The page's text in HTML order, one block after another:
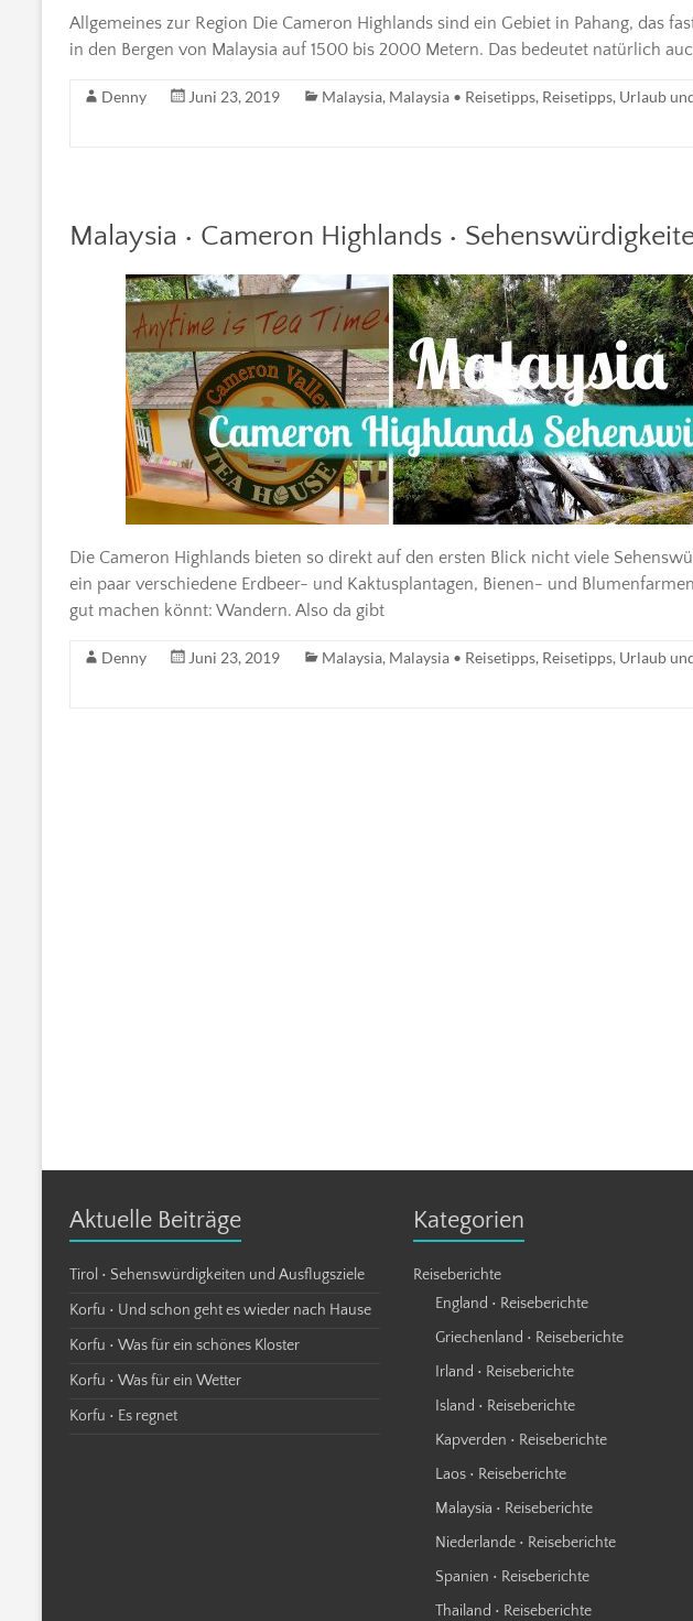
Allgemeines zur Region Die Cameron Highlands sind ein Gebiet in Pahang, das
in den Bergen von Malaysia auf 1500 bis 2000 Metern. Das bedeutet natürlich
Denny Juni 23, 2019 Malaysia, Malaysia • Reisetipps, Reisetipps, Urlaub
Malaysia • Cameron Highlands •
Die Cameron Highlands bieten so direkt auf den ersten Blick nicht viele
ein paar verschiedene Erdbeer- und Kaktusplantagen, Bienen- und
gut machen könnt: Wandern. Also da gibt
Denny Juni 23, 2019 Malaysia, Malaysia • Reisetipps, Reisetipps, Urlaub
Aktuelle Beiträge
Tirol • Sehenswürdigkeiten und Ausflugsziele
Korfu • Und schon geht es wieder nach Hause
Korfu • Was für ein schönes Kloster
Korfu • Was für ein Wetter
Korfu • Es regnet
Kategorien
Reiseberichte
England • Reiseberichte
Griechenland • Reiseberichte
Irland • Reiseberichte
Island • Reiseberichte
Kapverden • Reiseberichte
Laos • Reiseberichte
Malaysia • Reiseberichte
Niederlande • Reiseberichte
Spanien • Reiseberichte
Thailand • Reiseberichte